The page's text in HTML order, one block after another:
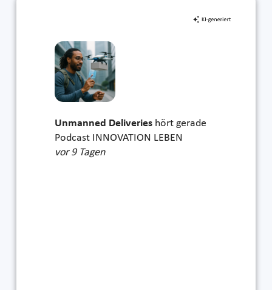
Unmanned Deliveries hört gerade
Podcast INNOVATION LEBEN
vor 9 Tagen